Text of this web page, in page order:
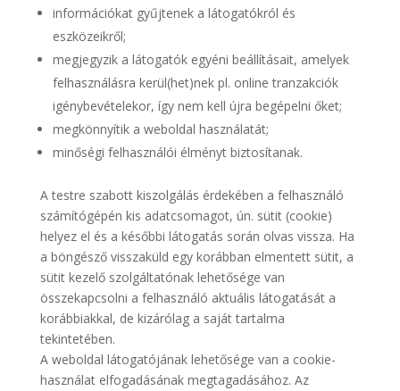
információkat gyűjtenek a látogatókról és
eszközeikről;
megjegyzik a látogatók egyéni beállításait, amelyek
felhasználásra kerül(het)nek pl. online tranzakciók
igénybevételekor, így nem kell újra begépelni őket;
megkönnyítik a weboldal használatát;
minőségi felhasználói élményt biztosítanak.
A testre szabott kiszolgálás érdekében a felhasználó
számítógépén kis adatcsomagot, ún. sütit (cookie)
helyez el és a későbbi látogatás során olvas vissza. Ha
a böngésző visszaküld egy korábban elmentett sütit, a
sütit kezelő szolgáltatónak lehetősége van
összekapcsolni a felhasználó aktuális látogatását a
korábbiakkal, de kizárólag a saját tartalma
tekintetében.
A weboldal látogatójának lehetősége van a cookie-
használat elfogadásának megtagadásához. Az